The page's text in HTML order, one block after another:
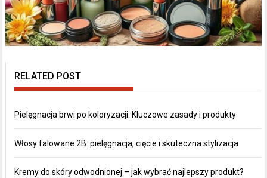
RELATED POST
Pielęgnacja brwi po koloryzacji: Kluczowe zasady i produkty
Włosy falowane 2B: pielęgnacja, cięcie i skuteczna stylizacja
Kremy do skóry odwodnionej – jak wybrać najlepszy produkt?